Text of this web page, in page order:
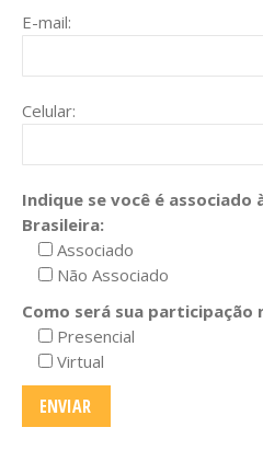
E-mail:
Celular:
Indique se você é associado
Brasileira:
Associado
Não Associado
Como será sua participação
Presencial
Virtual